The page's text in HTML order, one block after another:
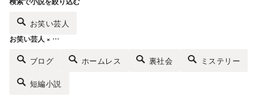
お笑い芸人
お笑い芸人 × …
ブログ ホームレス 裏社会 ミステリー
短編小説